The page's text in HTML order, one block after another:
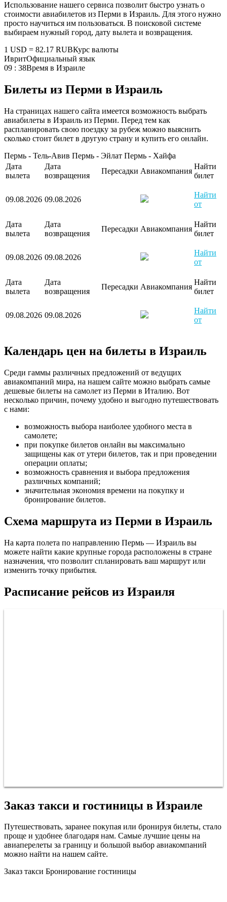
Использование нашего сервиса позволит быстро узнать о
стоимости авиабилетов из Перми в Израиль. Для этого нужно
просто научиться им пользоваться. В поисковой системе
выбираем нужный город, дату вылета и возвращения.
1 USD = 82.17 RUBКурс валюты
ИвритОфициальный язык
09 : 38Время в Израиле
Билеты из Перми в Израиль
На страницах нашего сайта имеется возможность выбрать
авиабилеты в Израиль из Перми. Перед тем как
распланировать свою поездку за рубеж можно выяснить
сколько стоит билет в другую страну и купить его онлайн.
Пермь - Тель-Авив Пермь - Эйлат Пермь - Хайфа
Дата
вылета
Дата
возвращения
Пересадки Авиакомпания
Найти
билет
09.08.2026 09.08.2026
Найти
от
Дата
вылета
Дата
возвращения
Пересадки Авиакомпания
Найти
билет
09.08.2026 09.08.2026
Найти
от
Дата
вылета
Дата
возвращения
Пересадки Авиакомпания
Найти
билет
09.08.2026 09.08.2026
Найти
от
Календарь цен на билеты в Израиль
Среди гаммы различных предложений от ведущих
авиакомпаний мира, на нашем сайте можно выбрать самые
дешевые билеты на самолет из Перми в Италию. Вот
несколько причин, почему удобно и выгодно путешествовать
с нами:
возможность выбора наиболее удобного места в
самолете;
при покупке билетов онлайн вы максимально
защищены как от утери билетов, так и при проведении
операции оплаты;
возможность сравнения и выбора предложения
различных компаний;
значительная экономия времени на покупку и
бронирование билетов.
Схема маршрута из Перми в Израиль
На карта полета по направлению Пермь — Израиль вы
можете найти какие крупные города расположены в стране
назначения, что позволит спланировать ваш маршрут или
изменить точку прибытия.
Расписание рейсов из Израиля
Заказ такси и гостиницы в Израиле
Путешествовать, заранее покупая или бронируя билеты, стало
проще и удобнее благодаря нам. Самые лучшие цены на
авиаперелеты за границу и большой выбор авиакомпаний
можно найти на нашем сайте.
Заказ такси Бронирование гостиницы